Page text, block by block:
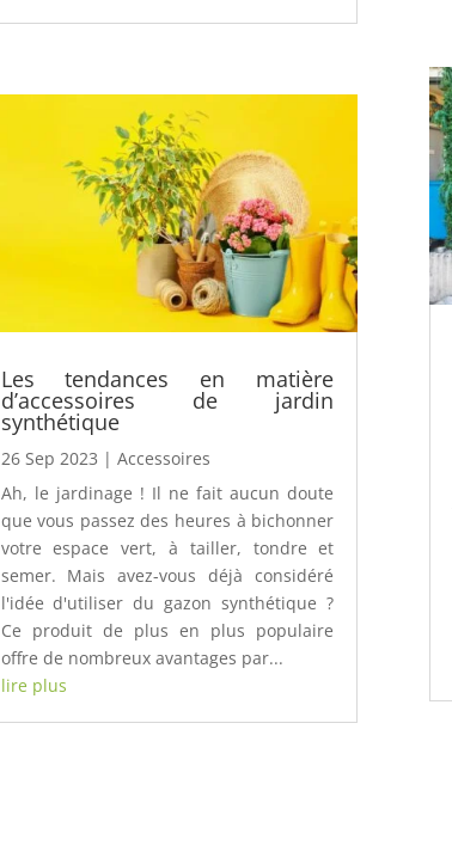
Les tendances en matière
d’accessoires de jardin
synthétique
26 Sep 2023 | Accessoires
Ah, le jardinage ! Il ne fait aucun doute
que vous passez des heures à bichonner
votre espace vert, à tailler, tondre et
semer. Mais avez-vous déjà considéré
l'idée d'utiliser du gazon synthétique ?
Ce produit de plus en plus populaire
offre de nombreux avantages par...
lire plus